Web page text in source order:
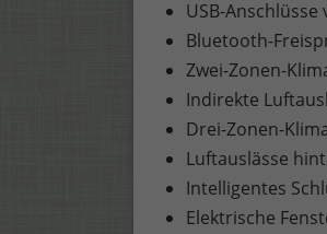
USB-Anschlüsse
Bluetooth-
Zwei-Zonen-
Indirekte
Drei-Zonen-
Luftauslässe
Intelligentes
Elektrische